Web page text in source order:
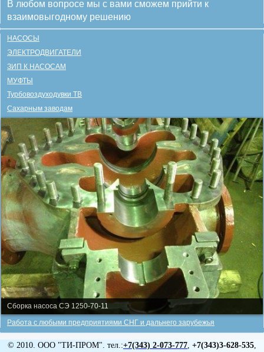
В любом вопросе мы с вами сможем прийти к
взаимовыгодному решению
НАСОСЫ
ЭЛЕКТРОДВИГАТЕЛИ
ЗИП К НАСОСАМ
МУФТЫ
Турбовоздуходувки ТВ
Сахарным заводам
Сборка насоса СЭ 1250-70-11
Работа с любыми предприятиями СНГ и дальнего зарубежья
© 2010. ООО "ТИ-ПРОМ". тел.:+7(343) 2-073-777 +7(343)3-628-535